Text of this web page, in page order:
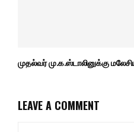
முதல்வர் மு.க.ஸ்டாலினுக்கு
LEAVE A COMMENT